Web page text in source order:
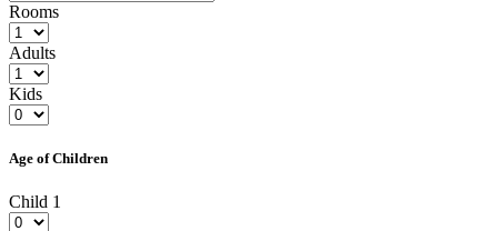
Rooms
Adults
Kids
Age of Children
Child 1